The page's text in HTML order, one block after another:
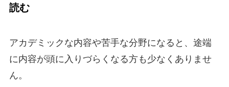
読む
アカデミックな内容や苦手な分野になると、途端
に内容が頭に入りづらくなる方も少なくありませ
ん。